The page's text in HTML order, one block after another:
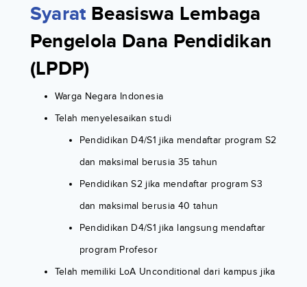
Syarat Beasiswa Lembaga
Pengelola Dana Pendidikan
(LPDP)
Warga Negara Indonesia
Telah menyelesaikan studi
Pendidikan D4/S1 jika mendaftar program S2
dan maksimal berusia 35 tahun
Pendidikan S2 jika mendaftar program S3
dan maksimal berusia 40 tahun
Pendidikan D4/S1 jika langsung mendaftar
program Profesor
Telah memiliki LoA Unconditional dari kampus jika